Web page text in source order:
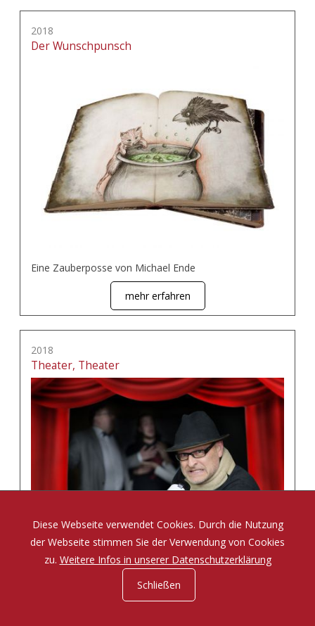
2018
Der Wunschpunsch
Eine Zauberposse von Michael Ende
mehr erfahren
2018
Theater, Theater
Eine Komödie von Tom Müller und Sabine Misiorny
Diese Webseite verwendet Cookies. Durch die Nutzung
der Webseite stimmen Sie der Verwendung von Cookies
zu. Weitere Infos in unserer Datenschutzerklärung
Schließen